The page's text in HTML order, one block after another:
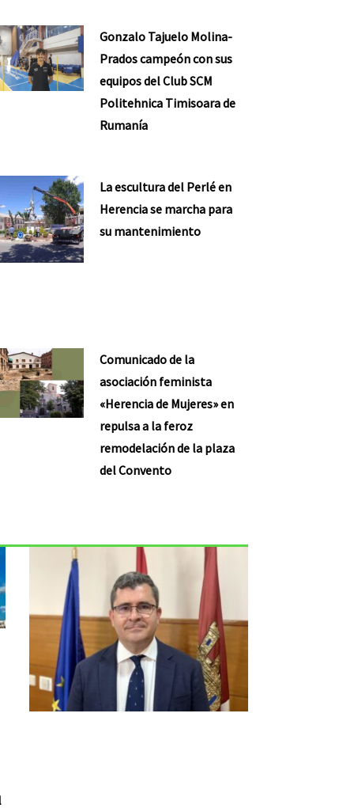
Gonzalo Tajuelo Molina-
Prados campeón con sus
equipos del Club SCM
Politehnica Timisoara de
Rumanía
La escultura del Perlé en
Herencia se marcha para
su mantenimiento
Comunicado de la
asociación feminista
«Herencia de Mujeres» en
repulsa a la feroz
remodelación de la plaza
del Convento